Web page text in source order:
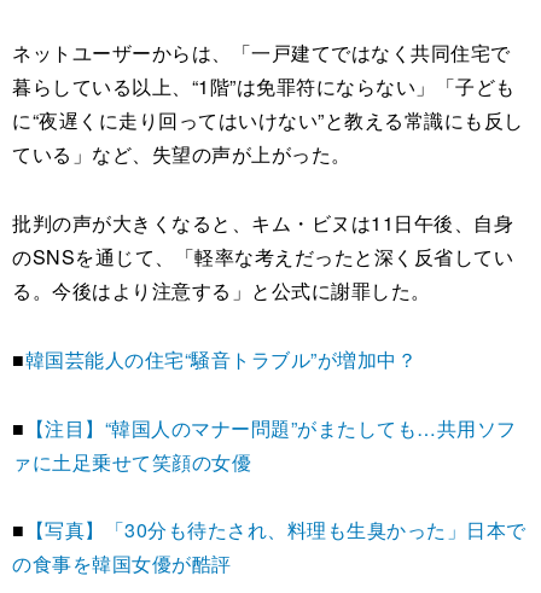
ネットユーザーからは、「一戸建てではなく共同住宅で
暮らしている以上、“1階”は免罪符にならない」「子ども
に“夜遅くに走り回ってはいけない”と教える常識にも反し
ている」など、失望の声が上がった。
批判の声が大きくなると、キム・ビヌは11日午後、自身
のSNSを通じて、「軽率な考えだったと深く反省してい
る。今後はより注意する」と公式に謝罪した。
■韓国芸能人の住宅“騒音トラブル”が増加中？
■ 【注目】“韓国人のマナー問題”がまたしても…共用ソフ
ァに土足乗せて笑顔の女優
■ 【写真】「30分も待たされ、料理も生臭かった」日本で
の食事を韓国女優が酷評